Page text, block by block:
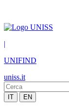
|
UNIFIND
uniss.it
IT EN